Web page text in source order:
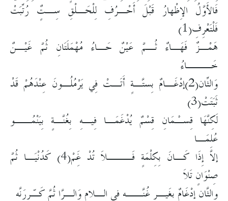
فَالأَوَّلُ الإِظْهارُ قَبْلَ أَحْـرُفِ لِلْحَـلْقِ سِـتٌٍ رُتِّبَتْ
فَلْتَعْرِفِ(1)
هَمْـزٌ فَهَـاءٌ ثُـمَّ عَيْنٌ حَـاءُ مُهْمَلَتَانِ ثُمَّ غَيْـنٌ
خَـــاءُ
وَالثّانِ(2)إدْغَـامٌ بِستَّـةٍ أَتَـتْ فِي يَرْمُلُـونَ عِنْدَهُمْ قَدْ
ثَبَتَتْ(3)
لَكِنَّهَا قِسـْمَانِ قِسْمٌ يُدْغَمَـا فِيـهِ بِغُنَّـةٍ بِيَنْمُــو
عُلِمَـا
إلاَّ إِذَا كَـانَ بِكِلْمَةٍ فَـــلاَ تُدْ غَِمْ(4) كَدُنْيَـا ثُمَّ
صِنْوَانٍ تَلاَ
والثَّانِ إِدْغَامٌ بِغَيـرِ غُنَّــه فِي الـلامِ وَالـرَّا ثُمَّ كَـِّررَنَّه